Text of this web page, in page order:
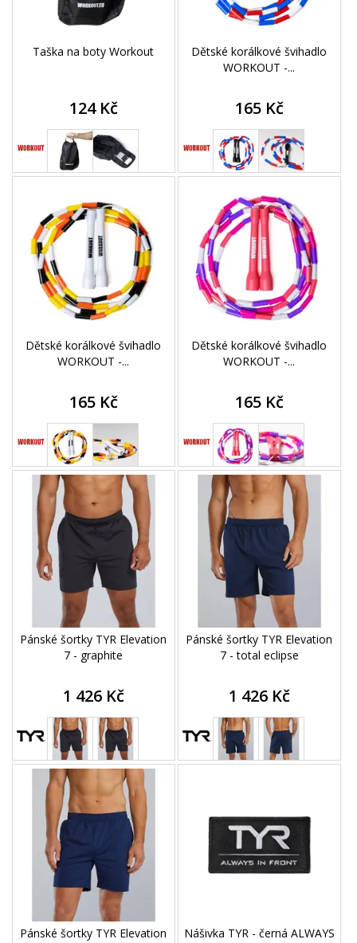
Taška na boty Workout
124 Kč
Dětské korálkové švihadlo
WORKOUT -...
165 Kč
Dětské korálkové švihadlo
WORKOUT -...
165 Kč
Dětské korálkové švihadlo
WORKOUT -...
165 Kč
Pánské šortky TYR Elevation
7 - graphite
1 426 Kč
Pánské šortky TYR Elevation
7 - total eclipse
1 426 Kč
Pánské šortky TYR Elevation
Nášivka TYR - černá ALWAYS